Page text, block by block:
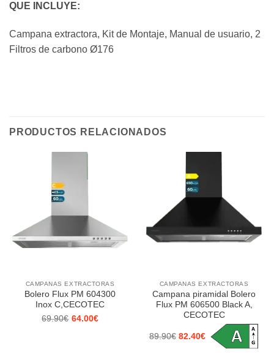
QUE INCLUYE:
Campana extractora, Kit de Montaje, Manual de usuario, 2
Filtros de carbono Ø176
PRODUCTOS RELACIONADOS
CAMPANAS EXTRACTORAS
Bolero Flux PM 604300
Inox C,CECOTEC
69.90€
El
64.00€
El
CAMPANAS EXTRACTORAS
Campana piramidal Bolero
Flux PM 606500 Black A,
CECOTEC
89.90€
El
82.40€
El